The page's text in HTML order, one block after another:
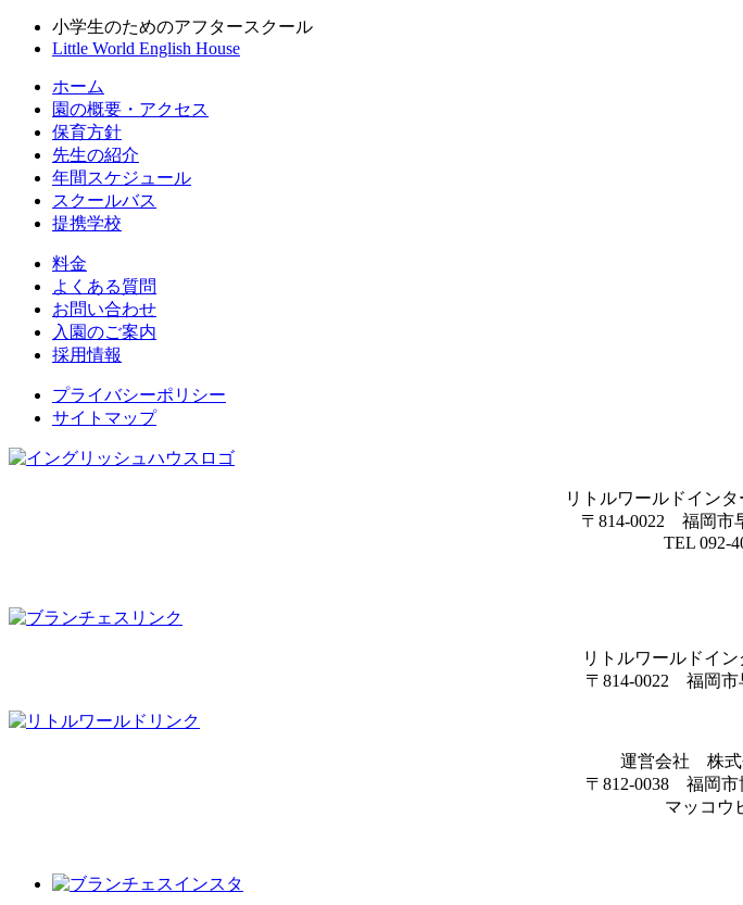
小学生のためのアフタースクール
Little World English House
ホーム
園の概要・アクセス
保育方針
先生の紹介
年間スケジュール
スクールバス
提携学校
料金
よくある質問
お問い合わせ
入園のご案内
採用情報
プライバシーポリシー
サイトマップ
リトルワールドイン
〒814-0022 福岡市
TEL 092-
リトルワールドイ
〒814-0022 福岡市
運営会社 株式
〒812-0038 福岡市
マッコウ